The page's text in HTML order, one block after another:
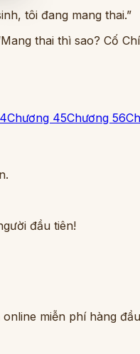
tôi đang mang thai.”
thai thì sao? Cố
4Chương 45Chương 56
đầu tiên!
miễn phí hàng